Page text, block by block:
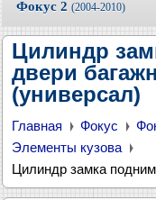
Фокус 2 (2004-2010)
Цилиндр
двери
(универсал)
Главная Фокус
Элементы кузова